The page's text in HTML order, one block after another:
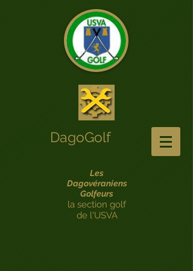
DagoGolf
Les
Dagovéraniens
Golfeurs
la section golf
de l'USVA